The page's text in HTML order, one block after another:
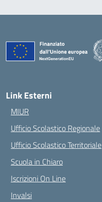
Link Esterni
MIUR
Ufficio Scolastico Regionale
Ufficio Scolastico Territoriale
Scuola in Chiaro
Iscrizioni On Line
Invalsi